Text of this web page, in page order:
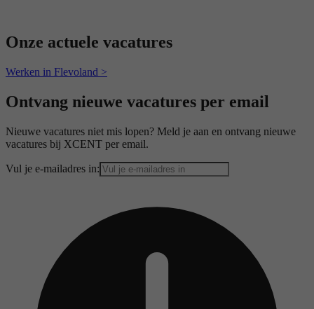
Onze actuele vacatures
Werken in Flevoland >
Ontvang nieuwe vacatures per email
Nieuwe vacatures niet mis lopen? Meld je aan en ontvang nieuwe
vacatures bij XCENT per email.
Vul je e-mailadres in: